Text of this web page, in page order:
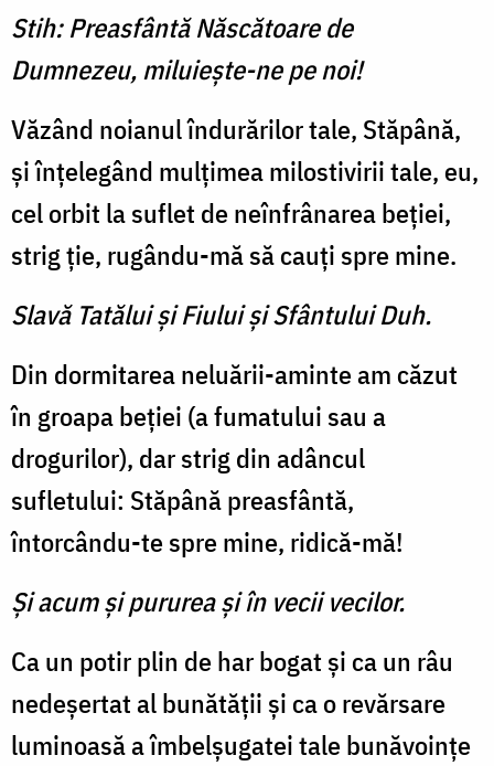
Stih: Preasfântă Născătoare de
Dumnezeu, miluieşte-ne pe noi!
Văzând noianul îndurărilor tale, Stăpână,
și înțelegând mulțimea milostivirii tale, eu,
cel orbit la suflet de neînfrânarea beției,
strig ție, rugându-mă să cauți spre mine.
Slavă Tatălui şi Fiului şi Sfântului Duh.
Din dormitarea neluării-aminte am căzut
în groapa beției (a fumatului sau a
drogurilor), dar strig din adâncul
sufletului: Stăpână preasfântă,
întorcându-te spre mine, ridică-mă!
Și acum și pururea și în vecii vecilor.
Ca un potir plin de har bogat și ca un râu
nedeșertat al bunătății și ca o revărsare
luminoasă a îmbelșugatei tale bunăvoințe